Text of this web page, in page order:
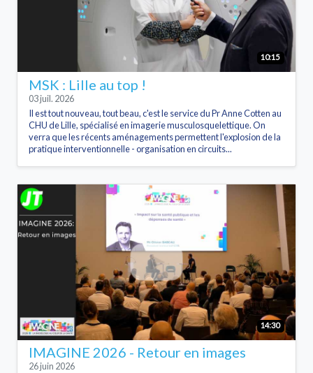
10:15
MSK : Lille au top !
03 juil. 2026
Il est tout nouveau, tout beau, c'est le service du Pr Anne Cotten au
CHU de Lille, spécialisé en imagerie musculosquelettique. On
verra que les récents aménagements permettent l'explosion de la
pratique interventionnelle - organisation en circuits...
14:30
IMAGINE 2026 - Retour en images
26 juin 2026